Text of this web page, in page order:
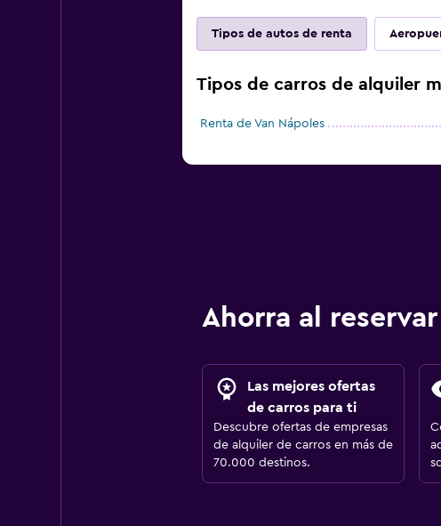
Tipos de autos de renta
Tipos de carros de alquiler
Renta de Van Nápoles
Ahorra al
Las mejores ofertas
de carros para ti
Descubre ofertas de empresas
de alquiler de carros en más de
70.000 destinos.